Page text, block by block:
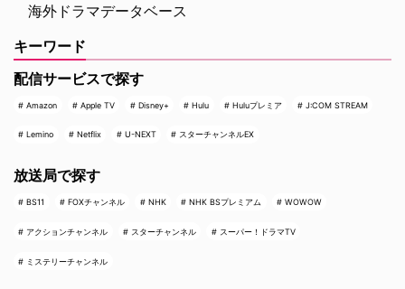
海外ドラマデータベース
キーワード
配信サービスで探す
Amazon Apple TV Disney+ Hulu Huluプレミア J:COM STREAM
Lemino Netflix U-NEXT スターチャンネルEX
放送局で探す
BS11 FOXチャンネル NHK NHK BSプレミアム WOWOW
アクションチャンネル スターチャンネル スーパー！ドラマTV
ミステリーチャンネル